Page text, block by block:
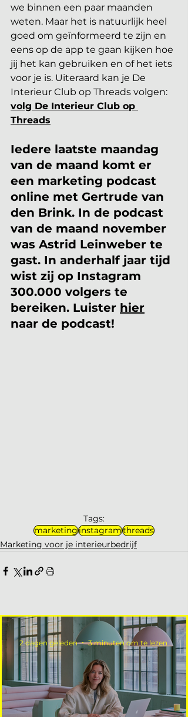
we binnen een paar maanden
weten. Maar het is natuurlijk heel
goed om geïnformeerd te zijn en
eens op de app te gaan kijken hoe
jij het kan gebruiken en of het iets
voor je is. Uiteraard kan je De
Interieur Club op Threads volgen:
volg De Interieur Club op
Threads
Iedere laatste maandag
van de maand komt er
een marketing podcast
online met Gertrude van
den Brink. In de podcast
van de maand november
was Astrid Leinweber te
gast. In anderhalf jaar tijd
wist zij op Instagram
300.000 volgers te
bereiken. Luister hier
naar de podcast!
Tags:
marketinginstagramthreads
Marketing voor je interieurbedrijf
2 dagen geleden 3 minuten om te lezen